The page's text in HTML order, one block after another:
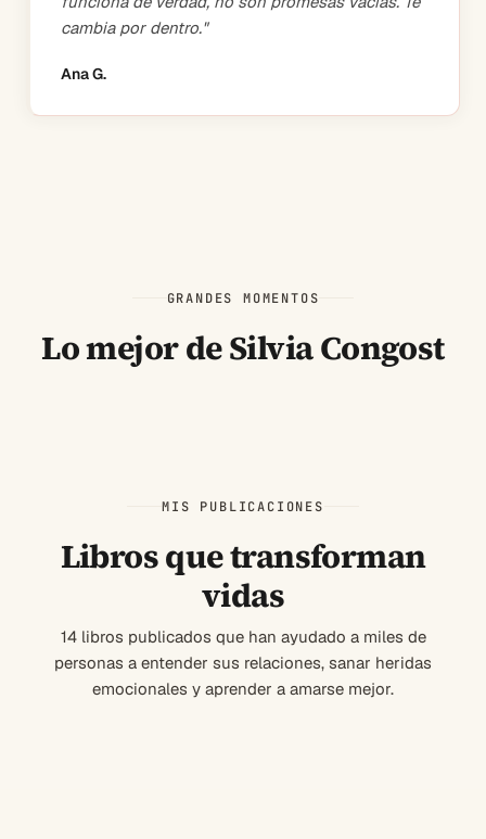
cambia por dentro."
Ana G.
GRANDES MOMENTOS
Lo mejor de Silvia Congost
MIS PUBLICACIONES
Libros que transforman
vidas
14 libros publicados que han ayudado a miles de
personas a entender sus relaciones, sanar heridas
emocionales y aprender a amarse mejor.